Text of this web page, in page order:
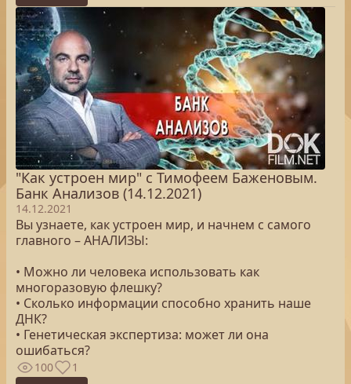
"Как устроен мир" с Тимофеем Баженовым.
Банк Анализов (14.12.2021)
14.12.2021
Вы узнаете, как устроен мир, и начнем с самого
главного – АНАЛИЗЫ:
• Можно ли человека использовать как
многоразовую флешку?
• Сколько информации способно хранить наше
ДНК?
• Генетическая экспертиза: может ли она
ошибаться?
100 1